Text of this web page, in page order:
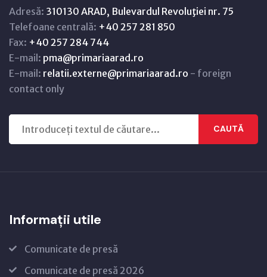
Adresă: 310130 ARAD, Bulevardul Revoluţiei nr. 75
Telefoane centrală: +40 257 281 850
Fax: +40 257 284 744
E-mail: pma@primariaarad.ro
E-mail: relatii.externe@primariaarad.ro - foreign
contact only
CAUTĂ
Informații utile
Comunicate de presă
Comunicate de presă 2026